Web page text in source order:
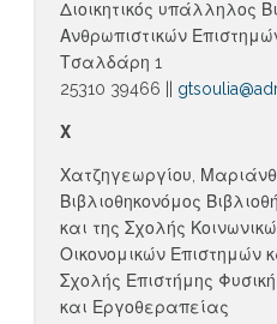
Διοικητικός υπάλληλος
Ανθρωπιστικών
Τσαλδάρη 1
25310 39466 ||
Χ
Χατζηγεωργίου,
Βιβλιοθηκονόμος
και της Σχολής
Οικονομικών Επιστημών
Σχολής Επιστήμης
και Εργοθεραπείας